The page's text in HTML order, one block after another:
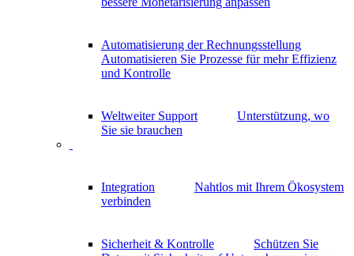
Automatisierung der Rechnungsstellung
Automatisieren Sie Prozesse für mehr Effizienz
und Kontrolle
Weltweiter Support
Unterstützung, wo
Sie sie brauchen
Integration
Nahtlos mit Ihrem Ökosystem
verbinden
Sicherheit & Kontrolle
Schützen Sie